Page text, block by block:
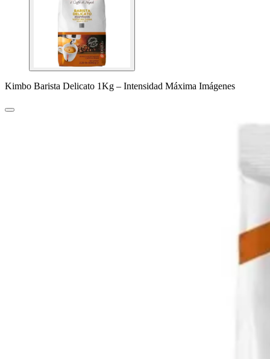
Kimbo Barista Delicato 1Kg – Intensidad Máxima Imágenes